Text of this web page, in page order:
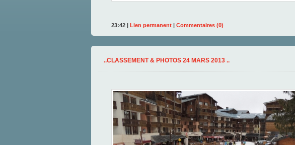
23:42 | Lien permanent | Commentaires (0)
..CLASSEMENT & PHOTOS 24 MARS 2013 ..